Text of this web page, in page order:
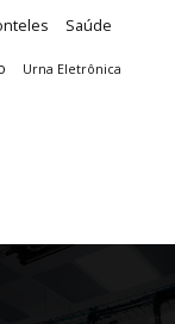
Saúde
Urna Eletrônica